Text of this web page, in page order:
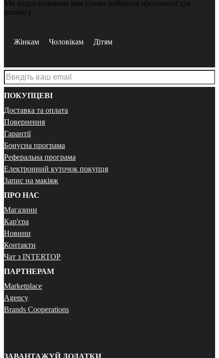
Ми надсилатимемо вам тільки найкращі пропозиції для
шопінгу
Жінкам Чоловікам Дітям
ПОКУПЦЕВІ
Доставка та оплата
Повернення
Гарантії
Бонусна програма
Реферальна програма
Електронний куточок покупця
Запис на макіяж
ПРО НАС
Магазини
Кар'єра
Новини
Контакти
Чат з INTERTOP
ПАРТНЕРАМ
Marketplace
Agency
Brands Cooperations
ЗАВАНТАЖУЙ ДОДАТКИ